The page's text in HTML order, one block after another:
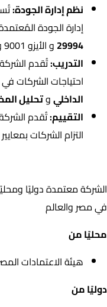
نظم إدارة الجودة:
إدارة الجودة
29994 و الأيزو 9001 وغيرها .
التدريب:تُقدم
احتياجات الشركات
الداخليوتحليل
التقييم:تُقدم
التزام الشركات
الشركة معتمدة دوليًا
في مصر والعالم
محليًا من
هيئة الاعتمادات
دوليًا من